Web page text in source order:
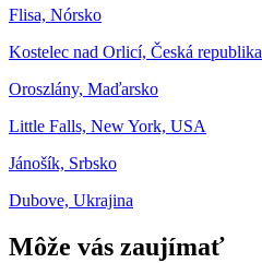
Flisa, Nórsko
Kostelec nad Orlicí, Česká republika
Oroszlány, Maďarsko
Little Falls, New York, USA
Jánošík, Srbsko
Dubove, Ukrajina
Môže vás zaujímať